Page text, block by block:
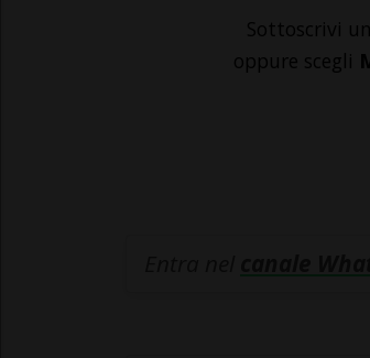
Sottoscrivi
oppure scegli